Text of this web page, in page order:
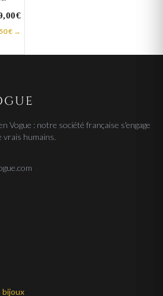
€ →
Vogue : notre société française s'engage
vrais humains.
bijoux